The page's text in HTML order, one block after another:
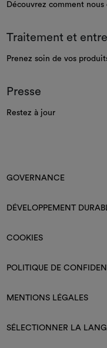
Découvrez comment nous
Traitement et
Prenez soin de vos
Presse
Restez à jour
GOVERNANCE
DÉVELOPPEMENT
COOKIES
POLITIQUE DE
MENTIONS LÉGALES
SÉLECTIONNER LA